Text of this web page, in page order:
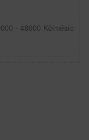
- 48000 Kč/měsíc